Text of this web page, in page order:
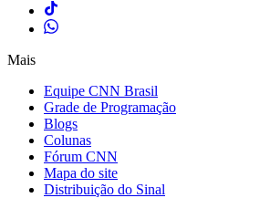
Mais
Equipe CNN Brasil
Grade de Programação
Blogs
Colunas
Fórum CNN
Mapa do site
Distribuição do Sinal